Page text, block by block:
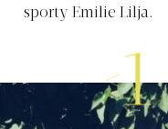
sporty Emilie Lilja.
1